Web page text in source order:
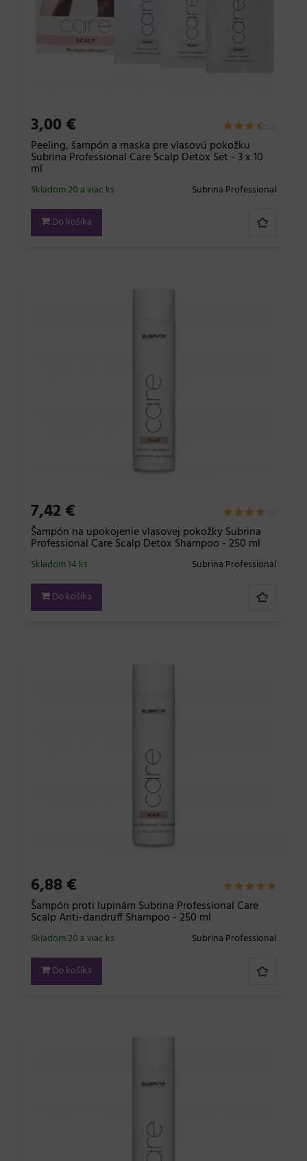
3,00 €
Peeling, šampón a maska pre vlasovú pokožku
Subrina Professional Care Scalp Detox Set - 3 x 10
ml
Subrina Professional
Skladom 20 a viac ks
Do košíka
7,42 €
Šampón na upokojenie vlasovej pokožky Subrina
Professional Care Scalp Detox Shampoo - 250 ml
Subrina Professional
Skladom 14 ks
Do košíka
6,88 €
Šampón proti lupinám Subrina Professional Care
Scalp Anti-dandruff Shampoo - 250 ml
Subrina Professional
Skladom 20 a viac ks
Do košíka